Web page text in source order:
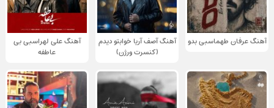
آهنگ عرفان طهماسبی بدو
آهنگ آصف آریا خوابتو دیدم
(کنسرت ورژن)
آهنگ علی لهراسبی بی
عاطفه